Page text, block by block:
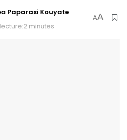
Paparasi Kouyate
minutes
AA